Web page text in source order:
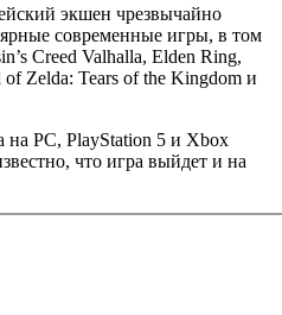
экшен чрезвычайно
современные игры, в том
Creed Valhalla, Elden Ring,
Zelda: Tears of the Kingdom и
на PC, PlayStation 5 и Xbox
что игра выйдет и на